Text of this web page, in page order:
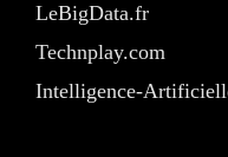
LeBigData.fr
Technplay.com
Intelligence-